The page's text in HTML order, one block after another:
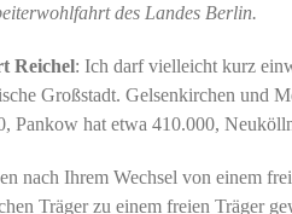
des Landes Berlin.
Reichel: Ich darf vielleicht kurz
Großstadt. Gelsenkirchen und
Pankow hat etwa 410.000,
nach Ihrem Wechsel von einem
Träger zu einem freien Träger